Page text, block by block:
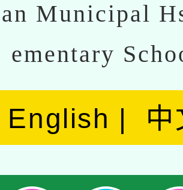
Municipal
ementary
English 中